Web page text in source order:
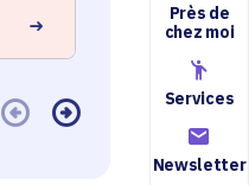
Près de
chez moi
Services
Newsletter
En savoir plus